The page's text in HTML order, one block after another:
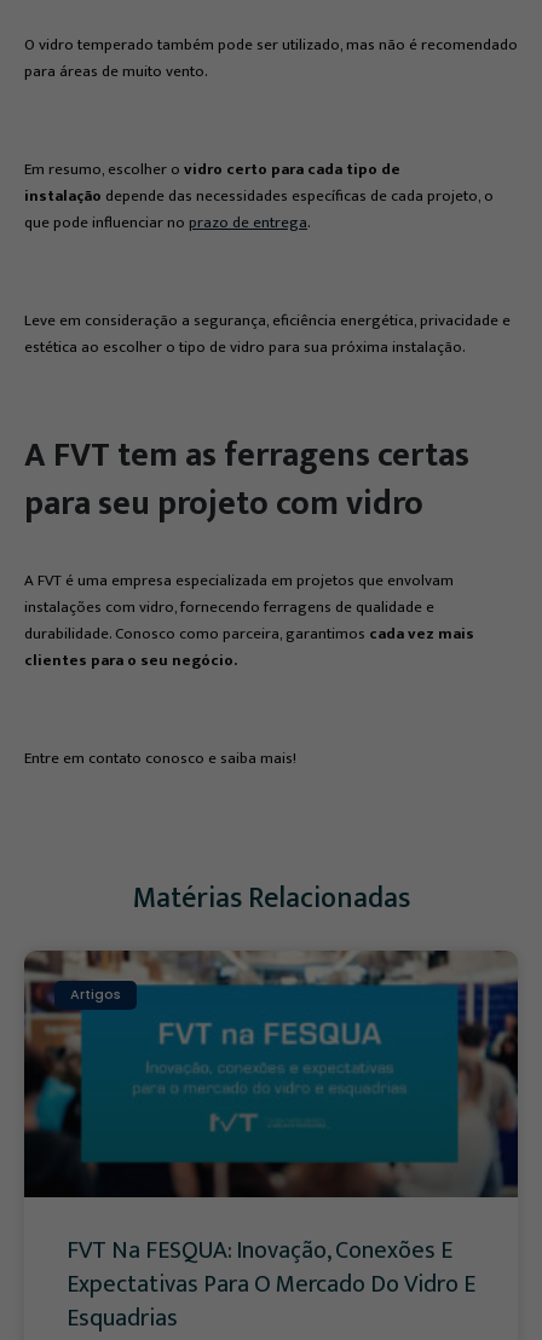
O vidro temperado também pode ser utilizado, mas não é recomendado
para áreas de muito vento.
Em resumo, escolher ovidro certo para cada tipo de
instalação depende das necessidades específicas de cada projeto, o
que pode influenciar no prazo de entrega.
Leve em consideração a segurança, eficiência energética, privacidade e
estética ao escolher o tipo de vidro para sua próxima instalação.
A FVT tem as ferragens certas
para seu projeto com vidro
A FVT é uma empresa especializada em projetos que envolvam
instalações com vidro, fornecendo ferragens de qualidade e
durabilidade. Conosco como parceira, garantimos cada vez mais
clientes para o seu negócio.
Entre em contato conosco e saiba mais!
Matérias Relacionadas
Artigos
FVT Na FESQUA: Inovação, Conexões E
Expectativas Para O Mercado Do Vidro E
Esquadrias